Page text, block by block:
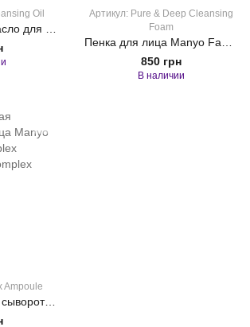
Oil
Артикул: Pure & Deep Cleansing
Foam
850 грн
В наличии
Ampoule
Омолаживающая сыворотка для лица Manyo Bifida Biome Complex Ampoule 50 мл